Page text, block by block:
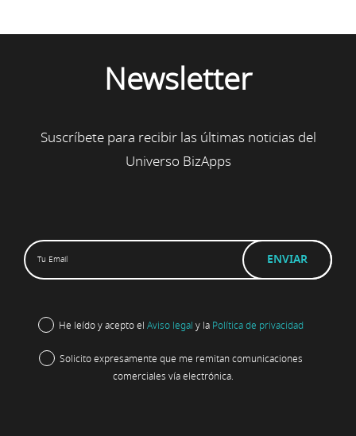
Newsletter
Suscríbete para recibir las últimas noticias del
Universo BizApps
He leído y acepto el Aviso legal y la Política de privacidad
Solicito expresamente que me remitan comunicaciones
comerciales vía electrónica.